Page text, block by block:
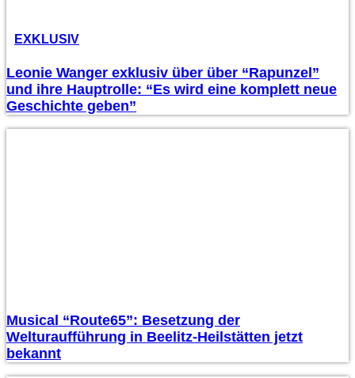
EXKLUSIV
Leonie Wanger exklusiv über über “Rapunzel”
und ihre Hauptrolle: “Es wird eine komplett neue
Geschichte geben”
Musical “Route65”: Besetzung der
Welturaufführung in Beelitz-Heilstätten jetzt
bekannt